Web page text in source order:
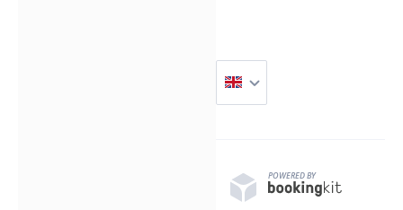
mallorquinischer Tapas.
Hier verschmelzen
Tradition und Moderne
kulinarische Seele der
POWERED BY